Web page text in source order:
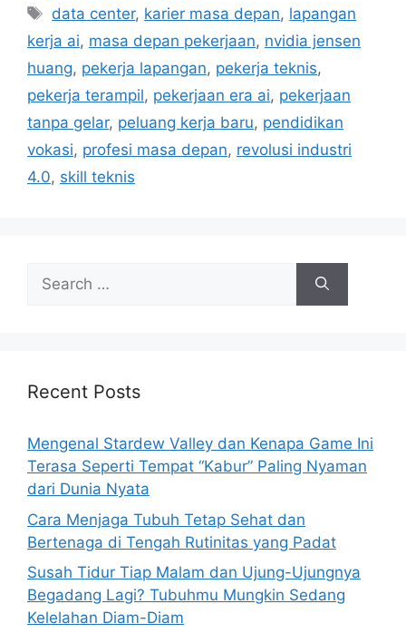
e
g
o
r
i
e
s
T
a
g
s
data center, karier masa depan, lapangan
kerja ai, masa depan pekerjaan, nvidia jensen
huang, pekerja lapangan, pekerja teknis,
pekerja terampil, pekerjaan era ai, pekerjaan
tanpa gelar, peluang kerja baru, pendidikan
vokasi, profesi masa depan, revolusi industri
4.0, skill teknis
h
r
:
Recent Posts
Mengenal Stardew Valley dan Kenapa Game Ini
Terasa Seperti Tempat “Kabur” Paling Nyaman
dari Dunia Nyata
Cara Menjaga Tubuh Tetap Sehat dan
Bertenaga di Tengah Rutinitas yang Padat
Susah Tidur Tiap Malam dan Ujung-Ujungnya
Begadang Lagi? Tubuhmu Mungkin Sedang
Kelelahan Diam-Diam